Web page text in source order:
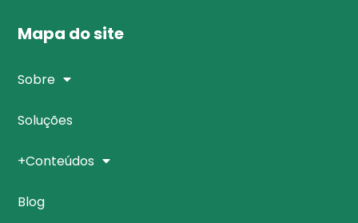
Mapa do site
Sobre
Soluções
+Conteúdos
Blog